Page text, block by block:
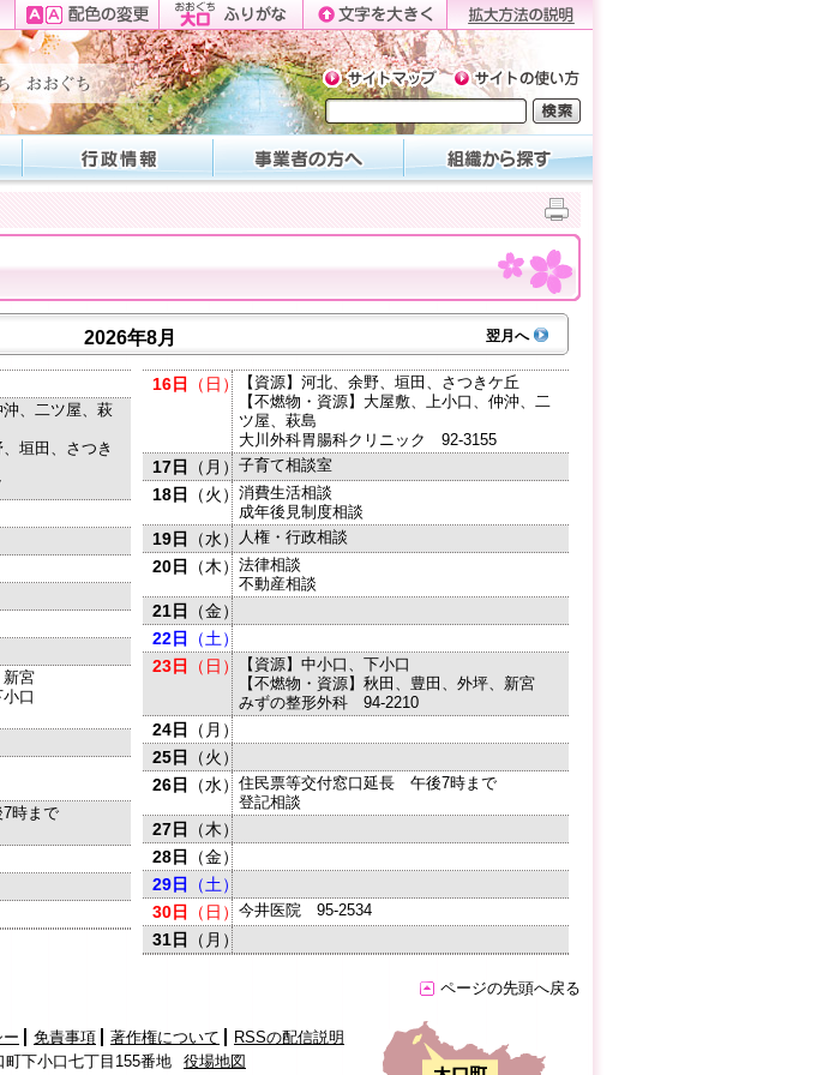
2026年8月 翌月へ
沖、二ツ屋、萩
垣田、さつき
新宮
口
時まで
16日 （日）
【資源】河北、余野、垣田、さつきケ丘
【不燃物・資源】大屋敷、上小口、仲沖、二
ツ屋、萩島
大川外科胃腸科クリニック 92-3155
17日 （月） 子育て相談室
18日 （火） 消費生活相談
成年後見制度相談
19日 （水） 人権・行政相談
20日 （木） 法律相談
不動産相談
21日
（金）
22日
（土）
23日
（日）
【資源】中小口、下小口
【不燃物・資源】秋田、豊田、外坪、新宮
みずの整形外科 94-2210
24日
（月）
25日
（火）
26日
（水） 住民票等交付窓口延長 午後7時まで
登記相談
27日
（木）
28日
（金）
29日
（土）
30日
（日） 今井医院 95-2534
31日 （月）
ページの先頭へ戻る
免責事項 著作権について
RSSの配信説明
下小口七丁目155番地
役場地図